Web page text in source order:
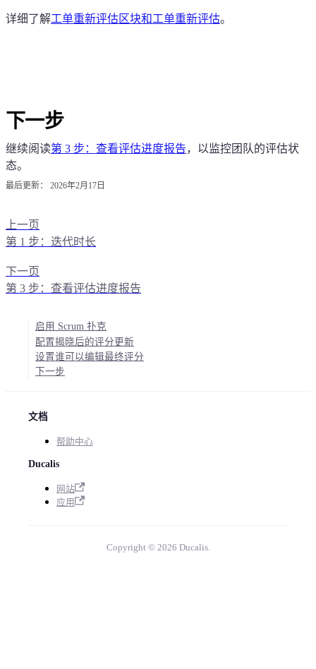
详细了解工单重新评估区块和工单重新评估。
下一步
继续阅读第 3 步：查看评估进度报告，以监控团队的评估状
态。
最后更新： 2026年2月17日
上一页
第 1 步：迭代时长
下一页
第 3 步：查看评估进度报告
启用 Scrum 扑克
配置揭晓后的评分更新
设置谁可以编辑最终评分
下一步
文档
帮助中心
Ducalis
网站
应用
Copyright © 2026 Ducalis.